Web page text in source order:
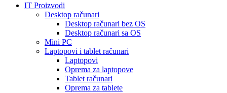
IT Proizvodi
Desktop računari
Desktop računari bez OS
Desktop računari sa OS
Mini PC
Laptopovi i tablet računari
Laptopovi
Oprema za laptopove
Tablet računari
Oprema za tablete